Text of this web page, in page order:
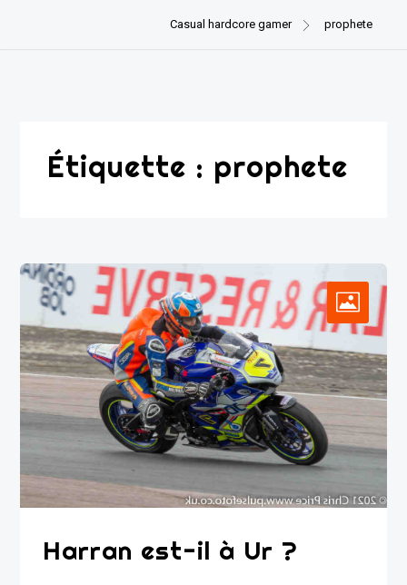
Casual hardcore gamer prophete
Étiquette : prophete
Harran est-il à Ur ?